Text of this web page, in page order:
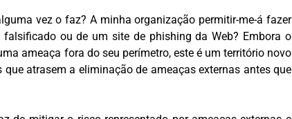
vez o faz? A minha organização permitir-me-á fazer
ou de um site de phishing da Web? Embora o
ameaça fora do seu perímetro, este é um território novo
atrasem a eliminação de ameaças externas antes que